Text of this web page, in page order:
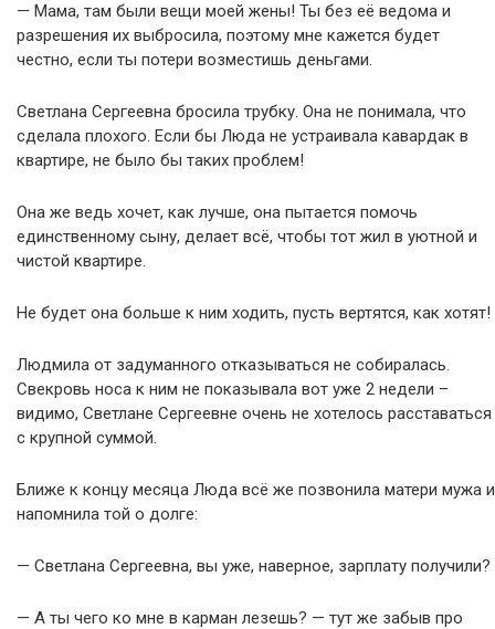
— Мама, там были вещи моей жены! Ты без её ведома и
разрешения их выбросила, поэтому мне кажется будет
честно, если ты потери возместишь деньгами.
Светлана Сергеевна бросила трубку. Она не понимала, что
сделала плохого. Если бы Люда не устраивала кавардак в
квартире, не было бы таких проблем!
Она же ведь хочет, как лучше, она пытается помочь
единственному сыну, делает всё, чтобы тот жил в уютной и
чистой квартире.
Не будет она больше к ним ходить, пусть вертятся, как хотят!
Людмила от задуманного отказываться не собиралась.
Свекровь носа к ним не показывала вот уже 2 недели –
видимо, Светлане Сергеевне очень не хотелось расставаться
с крупной суммой.
Ближе к концу месяца Люда всё же позвонила матери мужа и
напомнила той о долге:
— Светлана Сергеевна, вы уже, наверное, зарплату получили?
— А ты чего ко мне в карман лезешь? — тут же забыв про